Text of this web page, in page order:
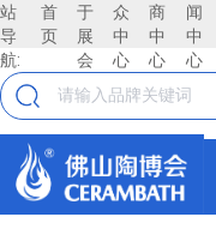
站
导
航:
首
页
于
展
会
众
中
心
商
中
心
闻
中
心